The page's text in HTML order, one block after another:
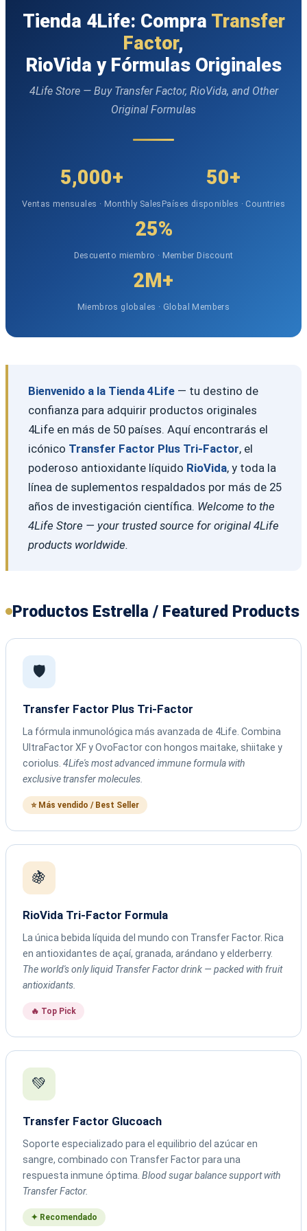
Tienda 4Life: Compra Transfer
Factor,
RioVida y Fórmulas Originales
4Life Store — Buy Transfer Factor, RioVida, and Other
Original Formulas
5,000+
Ventas mensuales · Monthly Sales
50+
Países disponibles · Countries
25%
Descuento miembro · Member Discount
2M+
Miembros globales · Global Members
Bienvenido a la Tienda 4Life— tu destino de
confianza para adquirir productos originales
4Life en más de 50 países. Aquí encontrarás el
icónico Transfer Factor Plus Tri-Factor, el
poderoso antioxidante líquido RioVida, y toda la
línea de suplementos respaldados por más de 25
años de investigación científica. Welcome to the
4Life Store — your trusted source for original 4Life
products worldwide.
Productos Estrella / Featured Products
🛡️
Transfer Factor Plus Tri-Factor
La fórmula inmunológica más avanzada de 4Life. Combina
UltraFactor XF y OvoFactor con hongos maitake, shiitake y
coriolus. 4Life's most advanced immune formula with
exclusive transfer molecules.
⭐ Más vendido / Best Seller
🍇
RioVida Tri-Factor Formula
La única bebida líquida del mundo con Transfer Factor. Rica
en antioxidantes de açaí, granada, arándano y elderberry.
The world's only liquid Transfer Factor drink — packed with fruit
antioxidants.
🔥 Top Pick
💚
Transfer Factor Glucoach
Soporte especializado para el equilibrio del azúcar en
sangre, combinado con Transfer Factor para una
respuesta inmune óptima. Blood sugar balance support with
Transfer Factor.
✦ Recomendado